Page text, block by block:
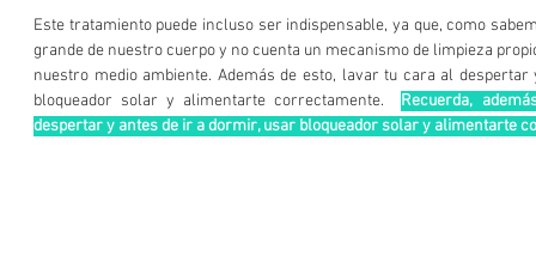
Este tratamiento puede incluso ser indispensable, ya que, como
grande de nuestro cuerpo y no cuenta un mecanismo de limpieza
nuestro medio ambiente. Además de esto, lavar tu cara al
bloqueador solar y alimentarte correctamente. Recuerda,
despertar y antes de ir a dormir, usar bloqueador solar y alimentarte